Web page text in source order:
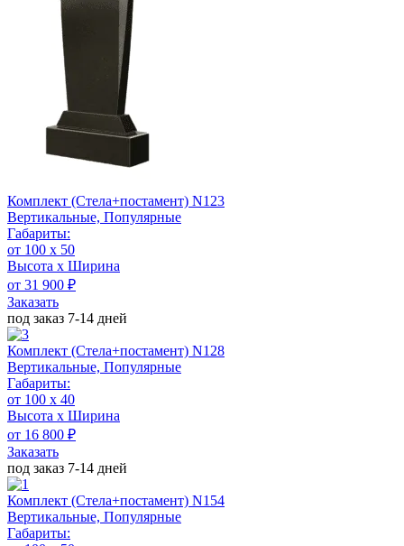
Комплект (Стела+постамент) N123
Вертикальные, Популярные
Габариты:
от 100 x 50
Высота х Ширина
от 31 900 ₽
Заказать
под заказ 7-14 дней
Комплект (Стела+постамент) N128
Вертикальные, Популярные
Габариты:
от 100 х 40
Высота х Ширина
от 16 800 ₽
Заказать
под заказ 7-14 дней
Комплект (Стела+постамент) N154
Вертикальные, Популярные
Габариты: